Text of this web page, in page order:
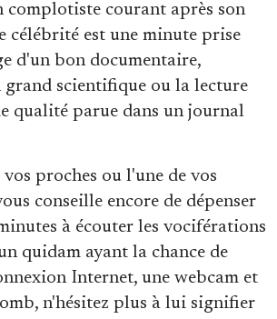
complotiste courant après son
célébrité est une minute prise
d'un bon documentaire,
scientifique ou la lecture
qualité parue dans un journal
proches ou l'une de vos
conseille encore de dépenser
à écouter les vociférations
quidam ayant la chance de
Internet, une webcam et
n'hésitez plus à lui signifier